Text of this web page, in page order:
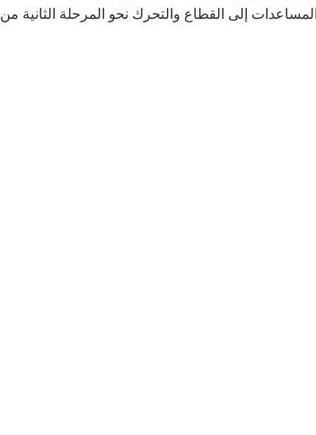
إلى القطاع والتحرك نحو المرحلة الثانية من